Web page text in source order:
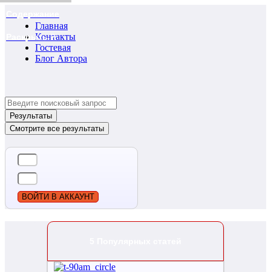
Главная
Контакты
Гостевая
Блог Автора
Search
...Результаты
Смотрите все результаты
ВОЙТИ В АККАУНТ
Раскрыть ?